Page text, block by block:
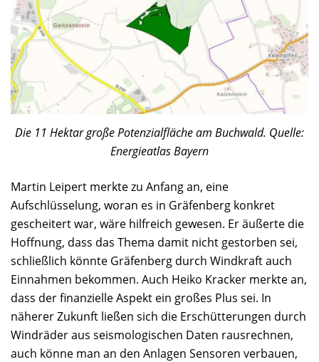
Die 11 Hektar große Potenzialfläche am Buchwald. Quelle:
Energieatlas Bayern
Martin Leipert merkte zu Anfang an, eine
Aufschlüsselung, woran es in Gräfenberg konkret
gescheitert war, wäre hilfreich gewesen. Er äußerte die
Hoffnung, dass das Thema damit nicht gestorben sei,
schließlich könnte Gräfenberg durch Windkraft auch
Einnahmen bekommen. Auch Heiko Kracker merkte an,
dass der finanzielle Aspekt ein großes Plus sei. In
näherer Zukunft ließen sich die Erschütterungen durch
Windräder aus seismologischen Daten rausrechnen,
auch könne man an den Anlagen Sensoren verbauen,